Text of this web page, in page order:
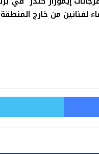
لفنانين من خارج المنطقة
فيسبوك